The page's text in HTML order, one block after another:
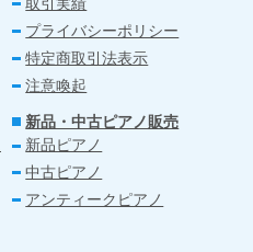
プライバシーポリシー
特定商取引法表示
注意喚起
新品・中古ピアノ販売
新品ピアノ
中古ピアノ
アンティークピアノ